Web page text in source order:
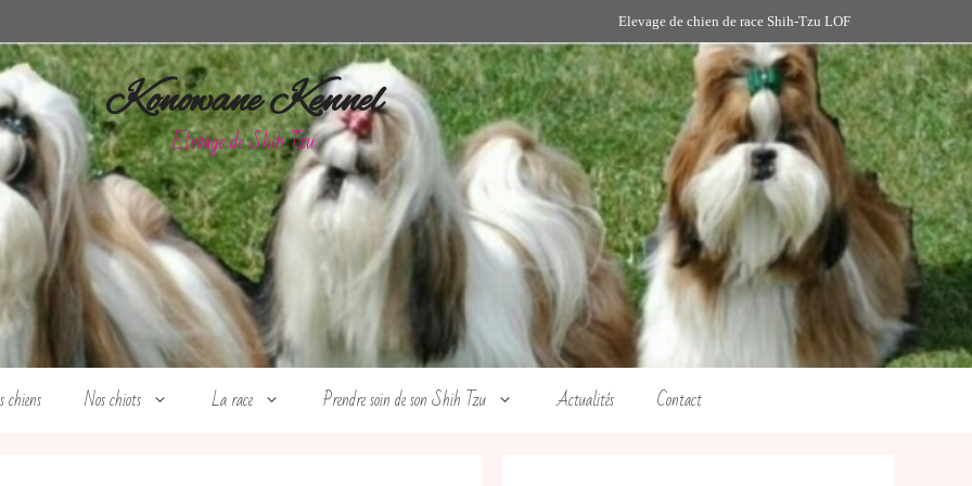
Elevage de chien de race Shih-Tzu LOF
Konowane Kennel
Elevage de Shih Tzu
chiens Nos chiots La race Prendre soin de son Shih Tzu Actualités Contact